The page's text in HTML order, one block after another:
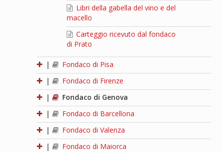
Libri della gabella del vino e del
macello
Carteggio ricevuto dal fondaco
di Prato
|
Fondaco di Pisa
|
Fondaco di Firenze
|
Fondaco di Genova
|
Fondaco di Barcellona
|
Fondaco di Valenza
|
Fondaco di Maiorca